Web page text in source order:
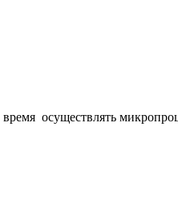
осуществлять